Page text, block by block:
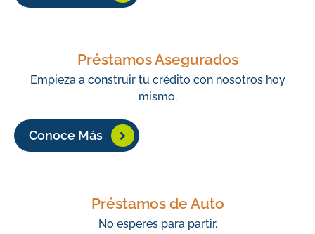
Préstamos Asegurados
Empieza a construir tu crédito con nosotros hoy
mismo.
Conoce Más
Préstamos de Auto
No esperes para partir.